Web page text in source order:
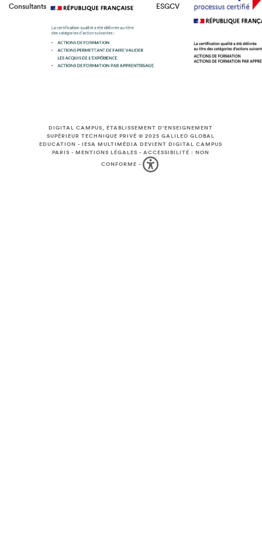
Consultants
ESGCV
DIGITAL CAMPUS, ÉTABLISSEMENT D'ENSEIGNEMENT
SUPÉRIEUR TECHNIQUE PRIVÉ © 2025GALILEO GLOBAL
EDUCATION -IESA MULTIMÉDIA DEVIENT DIGITAL CAMPUS
PARIS -MENTIONS LÉGALES -ACCESSIBILITÉ : NON
CONFORME -